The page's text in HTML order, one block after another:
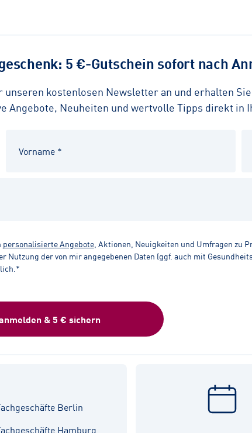
5 €-Gutschein sofort nach
unseren kostenlosen Newsletter an und erhalten
Angebote, Neuheiten und wertvolle Tipps direkt in
personalisierte Angebote, Aktionen, Neuigkeiten und Umfragen zu
Nutzung der von mir angegebenen Daten (ggf. auch mit
& 5 € sichern
Berlin
Hamburg